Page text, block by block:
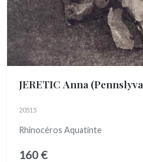
JERETIC Anna
20515
Rhinocéros Aquatinte
160 €